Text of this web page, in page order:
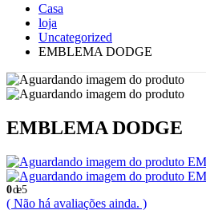
Casa
loja
Uncategorized
EMBLEMA DODGE
EMBLEMA DODGE
0de 5
( Não há avaliações ainda. )